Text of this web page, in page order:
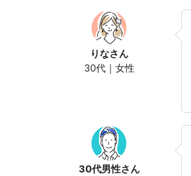
りなさん
30代｜女性
30代男性さん